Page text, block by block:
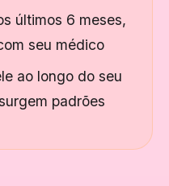
últimos 6 meses,
seu médico
ao longo do seu
padrões